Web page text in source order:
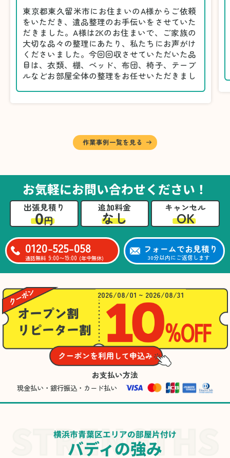
東京都東久留米市にお住まいのA様からご依頼
をいただき、遺品整理のお手伝いをさせていた
だきました。A様は2Kのお住まいで、ご家族の
大切な品々の整理にあたり、私たちにお声がけ
くださいました。今回回収させていただいた品
目は、衣類、棚、ベッド、布団、椅子、テーブ
ルなどお部屋全体の整理をお任せいただきまし
に仕分けしました。
A様から「手際よく進めてくれて助かりまし
るのは難しかったと思います」との温かいお言
葉をいただきました。遺品整理という心の負担
が大きい作業において、少しでもA様の力にな
れたことをスタッフ一同嬉しく思います。
作業事例一覧を見る
お気軽にお問い合わせください！
出張見積り
0円
追加料金
なし
キャンセル
OK
0120-525-058
通話無料 9:00〜19:00 (年中無休)
フォームでお見積り
30分以内にご返信します
2026/08/01 ~ 2026/08/31
お支払い方法
現金払い・銀行振込・カード払い
横浜市青葉区エリアの部屋片付け
バディの強み